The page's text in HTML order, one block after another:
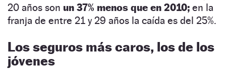
20 años son un 37% menos que en 2010; en la
franja de entre 21 y 29 años la caída es del 25%.
Los seguros más caros, los de los
jóvenes